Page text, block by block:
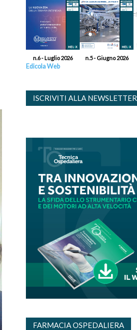
n.6 - Luglio 2026 n.5 - Giugno 2026
Edicola Web
ISCRIVITI ALLA NEWSLETTER
FARMACIA OSPEDALIERA